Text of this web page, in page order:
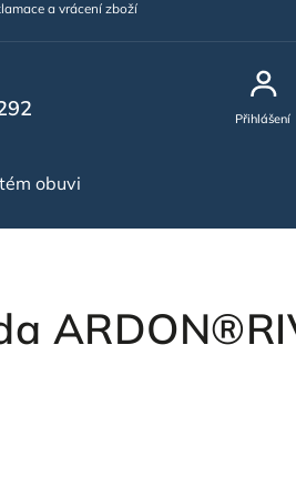
a vrácení zboží
Přihlášení
obuvi